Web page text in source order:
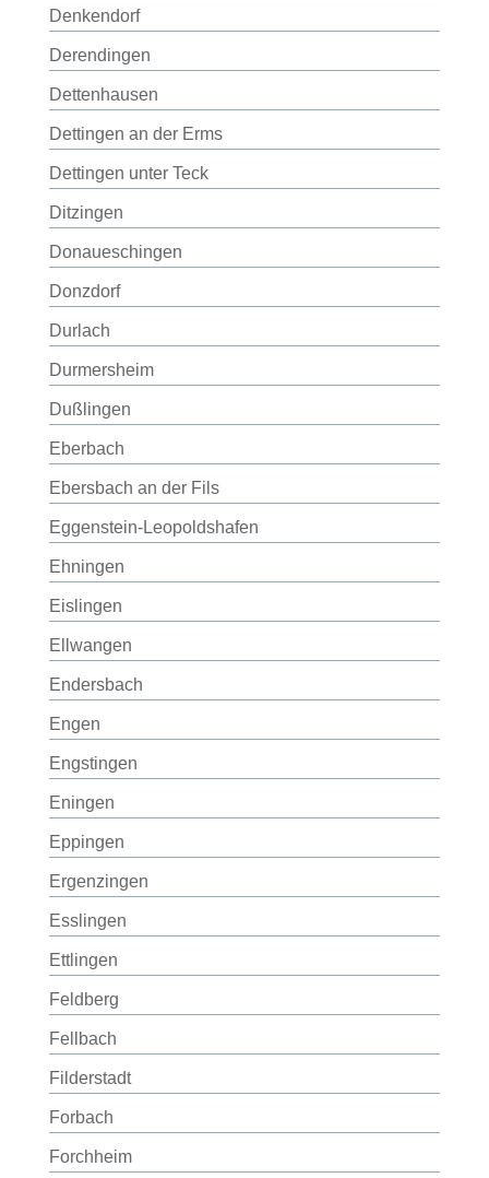
Denkendorf
Derendingen
Dettenhausen
Dettingen an der Erms
Dettingen unter Teck
Ditzingen
Donaueschingen
Donzdorf
Durlach
Durmersheim
Dußlingen
Eberbach
Ebersbach an der Fils
Eggenstein-Leopoldshafen
Ehningen
Eislingen
Ellwangen
Endersbach
Engen
Engstingen
Eningen
Eppingen
Ergenzingen
Esslingen
Ettlingen
Feldberg
Fellbach
Filderstadt
Forbach
Forchheim